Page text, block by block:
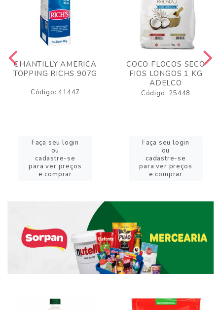
CHANTILLY AMERICA
TOPPING RICHS 907G
Código: 41447
Faça seu login
ou
cadastre-se
para ver preços
e comprar
COCO FLOCOS SECO
FIOS LONGOS 1 KG
ADELCO
Código: 25448
Faça seu login
ou
cadastre-se
para ver preços
e comprar